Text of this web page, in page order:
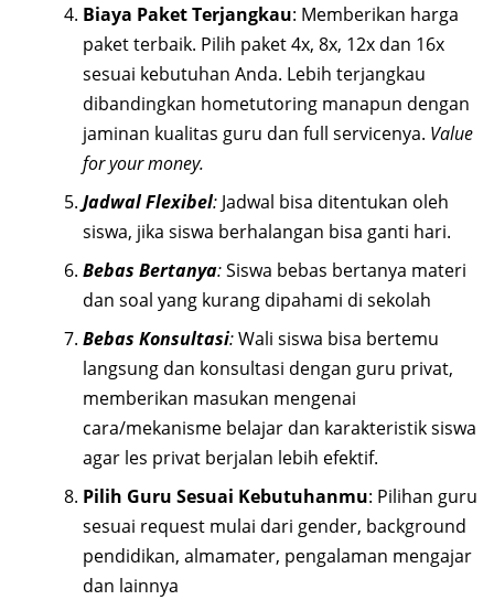
Biaya Paket Terjangkau: Memberikan harga
paket terbaik. Pilih paket 4x, 8x, 12x dan 16x
sesuai kebutuhan Anda. Lebih terjangkau
dibandingkan hometutoring manapun dengan
jaminan kualitas guru dan full servicenya. Value
for your money.
Jadwal Flexibel: Jadwal bisa ditentukan oleh
siswa, jika siswa berhalangan bisa ganti hari.
Bebas Bertanya:Siswa bebas bertanya materi
dan soal yang kurang dipahami di sekolah
Bebas Konsultasi:Wali siswa bisa bertemu
langsung dan konsultasi dengan guru privat,
memberikan masukan mengenai
cara/mekanisme belajar dan karakteristik siswa
agar les privat berjalan lebih efektif.
Pilih Guru Sesuai Kebutuhanmu: Pilihan guru
sesuai request mulai dari gender, background
pendidikan, almamater, pengalaman mengajar
dan lainnya